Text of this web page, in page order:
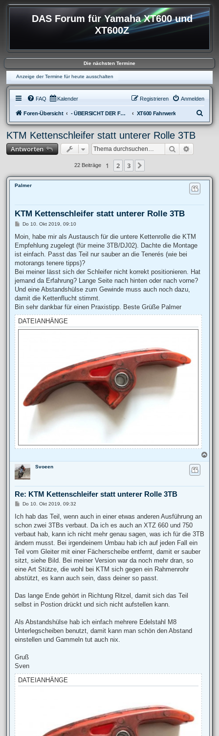
DAS Forum für Yamaha XT600 und
XT600Z
Die nächsten Termine
Anzeige der Termine für heute ausschalten
FAQ Kalender Anmelden
Registrieren
Foren-Übersicht - ÜBERSICHT DER FOREN XT600 XT600 Fahrwerk
u
KTM Kettenschleifer statt unterer Rolle 3TB
Antworten Suche
22 Beiträge 1 2 3
Palmer
KTM Kettenschleifer statt unterer Rolle 3TB
B
i
r
a
Do 10. Okt 2019, 09:10
Moin, habe mir als Austausch für die untere Kettenrolle die KTM
Empfehlung zugelegt (für meine 3TB/DJ02). Dachte die Montage
ist einfach. Passt das Teil nur sauber an die Tenerés (wie bei
motorangs tenere tipps)?
Bei meiner lässt sich der Schleifer nicht korrekt positionieren. Hat
jemand da Erfahrung? Lange Seite nach hinten oder nach vorne?
Und eine Abstandshülse zum Gewinde muss auch noch dazu,
damit die Kettenflucht stimmt.
Bin sehr dankbar für einen Praxistipp. Beste Grüße Palmer
DATEIANHÄNGE
a
Svoeen
Re: KTM Kettenschleifer statt unterer Rolle 3TB
B
i
r
a
Do 10. Okt 2019, 09:32
Ich hab das Teil, wenn auch in einer etwas anderen Ausführung an
schon zwei 3TBs verbaut. Da ich es auch an XTZ 660 und 750
verbaut hab, kann ich nicht mehr genau sagen, was ich für die 3TB
ändern musst. Bei irgendeinem Umbau hab ich auf jeden Fall ein
Teil vom Gleiter mit einer Fächerscheibe entfernt, damit er sauber
sitzt, siehe Bild. Bei meiner Version war da noch mehr dran, so
eine Art Stütze, die wohl bei KTM sich gegen ein Rahmenrohr
abstützt, es kann auch sein, dass deiner so passt.
Das lange Ende gehört in Richtung Ritzel, damit sich das Teil
selbst in Postion drückt und sich nicht aufstellen kann.
Als Abstandshülse hab ich einfach mehrere Edelstahl M8
Unterlegscheiben benutzt, damit kann man schön den Abstand
einstellen und Gammeln tut auch nix.
Gruß
Sven
DATEIANHÄNGE